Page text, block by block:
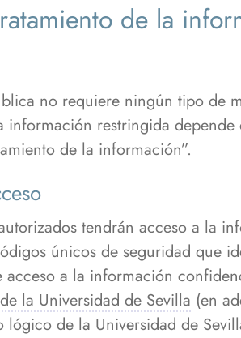
de la
no requiere ningún tipo de
información restringida
de la información”.
tendrán acceso a la
únicos de seguridad que
acceso a la información
la Universidad de Sevilla (en
lógico de la Universidad de